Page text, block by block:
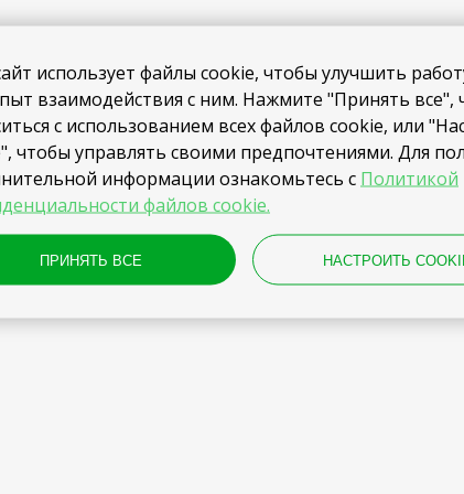
использует файлы cookie, чтобы улучшить
взаимодействия с ним. Нажмите "Принять все",
с использованием всех файлов cookie, или
чтобы управлять своими предпочтениями. Для
информации ознакомьтесь с Политикой
файлов cookie.
ПРИНЯТЬ ВСЕ НАСТРОИТЬ